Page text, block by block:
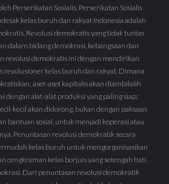
Perserikatan Sosialis. Perserikatan Sosialis
kelas buruh dan rakyat Indonesia adalah
Revolusi demokratis yang tidak tuntas
dalam bidang demokrasi, kebangsaan dan
revolusi demokratis ini dengan mendirikan
revolusioner kelas buruh dan rakyat. Dimana
aset-aset kapitalis akan diambilalih
dengan alat-alat produksi yang paling siap;
kecil akan didorong, bukan dengan paksaan
bantuan sosial, untuk menjadi koperasi atau
Penuntasan revolusi demokratik secara
kelas buruh untuk mengorganisasikan
cengkraman kelas borjuis yang setengah hati
Dari penuntasan revolusi demokratik